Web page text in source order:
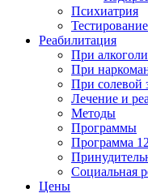
Психиатрия
Реабилитация
При
При
При солевой
Лечение и
Методы
Программы
Программа
Социальная
Цены